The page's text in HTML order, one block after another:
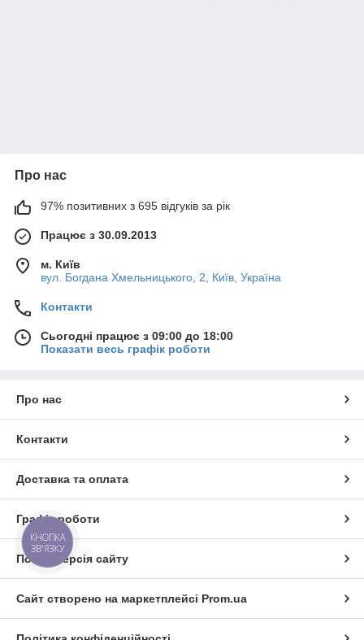
Про нас
97% позитивних з 695 відгуків за рік
Працює з 30.09.2013
м. Київ
вул. Богдана Хмельницького, 2, Київ, Україна
Контакти
Сьогодні працює з 09:00 до 18:00
Показати весь графік роботи
Про нас
Контакти
Доставка та оплата
Графік роботи
Повна версія сайту
Сайт створено на маркетплейсі Prom.ua
КНОПКА
ЗВ'ЯЗКУ